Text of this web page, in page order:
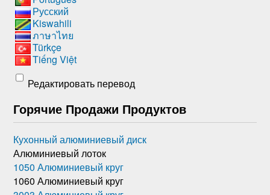
Русский
Kiswahili
ภาษาไทย
Türkçe
Tiếng Việt
Редактировать перевод
Горячие Продажи Продуктов
Кухонный алюминиевый диск
Алюминиевый лоток
1050 Алюминиевый круг
1060 Алюминиевый круг